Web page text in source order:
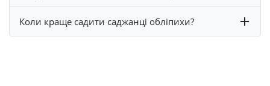
Коли краще садити саджанці обліпихи?